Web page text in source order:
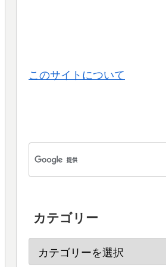
このサイトについて
カテゴリー